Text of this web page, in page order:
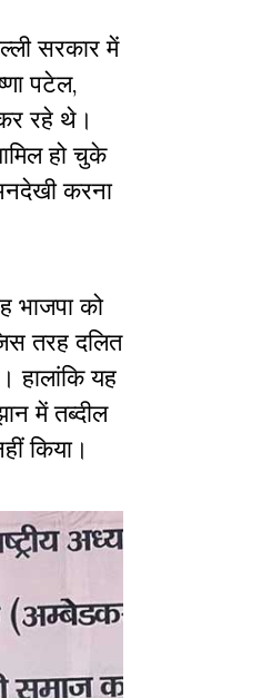
सरकार में
पटेल,
रहे थे।
हो चुके
करना
भाजपा को
तरह दलित
हालांकि यह
में तब्दील
किया।